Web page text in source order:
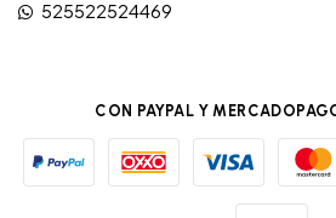
525522524469
CON PAYPAL Y